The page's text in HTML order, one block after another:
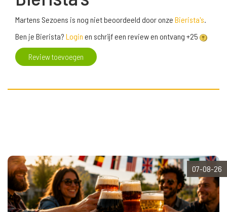
Martens Sezoens is nog niet beoordeeld door onze Bierista's.
Ben je Bierista? Login en schrijf een review en ontvang +25
Review toevoegen
07-08-26